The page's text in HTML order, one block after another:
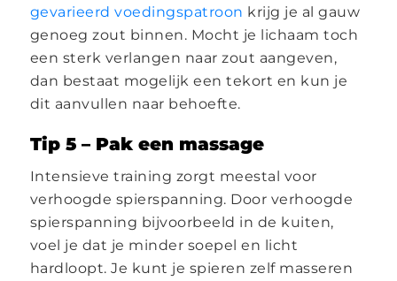
gevarieerd voedingspatroon krijg je al gauw
genoeg zout binnen. Mocht je lichaam toch
een sterk verlangen naar zout aangeven,
dan bestaat mogelijk een tekort en kun je
dit aanvullen naar behoefte.
Tip 5 – Pak een massage
Intensieve training zorgt meestal voor
verhoogde spierspanning. Door verhoogde
spierspanning bijvoorbeeld in de kuiten,
voel je dat je minder soepel en licht
hardloopt. Je kunt je spieren zelf masseren